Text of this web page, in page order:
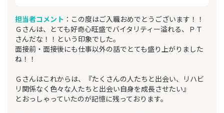
担当者コメント ：この度はご入職おめでとうございます！！
Ｇさんは、とても好奇心旺盛でバイタリティー溢れる、ＰＴ
さんだな！！という印象でした。
面接前・面接後にも仕事以外の話でとても盛り上がりました
ね！！
Ｇさんはこれからは、『たくさんの人たちと出会い、リハビ
リ関係なく色々な人たちと出会い自身を成長させたい』
とおっしゃっていたのが記憶に残っております。